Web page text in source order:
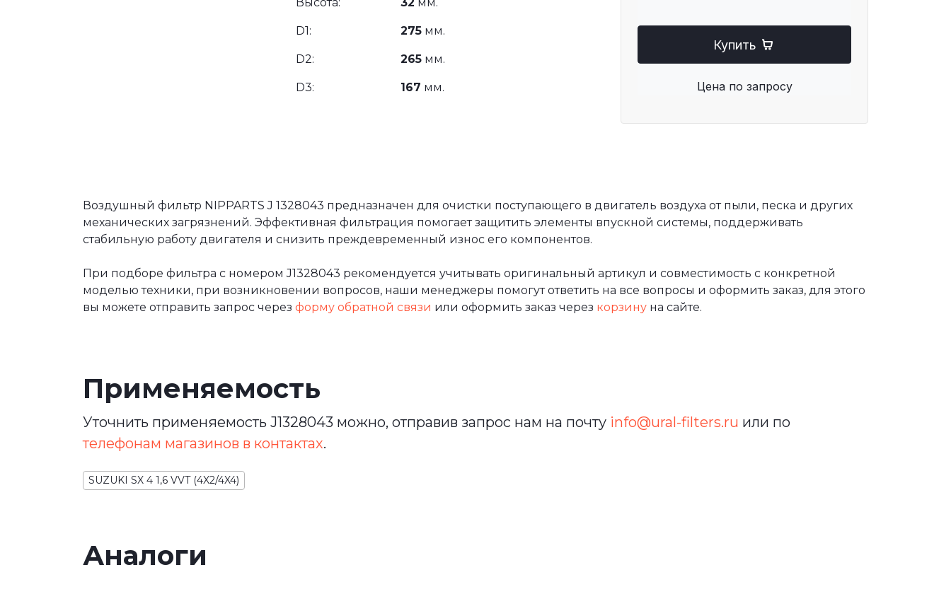
Купить
Цена по запросу
D1: 275 мм.
D2: 265 мм.
D3: 167 мм.
Воздушный фильтр NIPPARTS J 1328043 предназначен для очистки поступающего в двигатель воздуха от пыли, песка и других
механических загрязнений. Эффективная фильтрация помогает защитить элементы впускной системы, поддерживать
стабильную работу двигателя и снизить преждевременный износ его компонентов.
При подборе фильтра с номером J1328043 рекомендуется учитывать оригинальный артикул и совместимость с конкретной
моделью техники, при возникновении вопросов, наши менеджеры помогут ответить на все вопросы и оформить заказ, для этого
вы можете отправить запрос через форму обратной связи или оформить заказ через корзину на сайте.
Применяемость
Уточнить применяемость J1328043 можно, отправив запрос нам на почту info@ural-filters.ru или по
телефонам магазинов в контактах.
SUZUKI SX 4 1,6 VVT (4X2/4X4)
Аналоги